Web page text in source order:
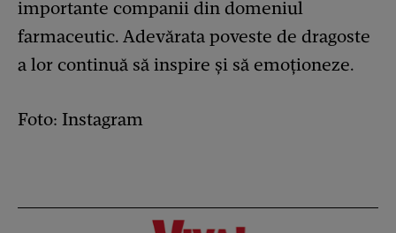
importante companii din domeniul
farmaceutic. Adevărata poveste de dragoste
a lor continuă să inspire și să emoționeze.
Foto: Instagram